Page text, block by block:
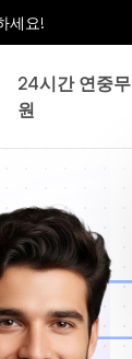
세요!
24시간 연중
원